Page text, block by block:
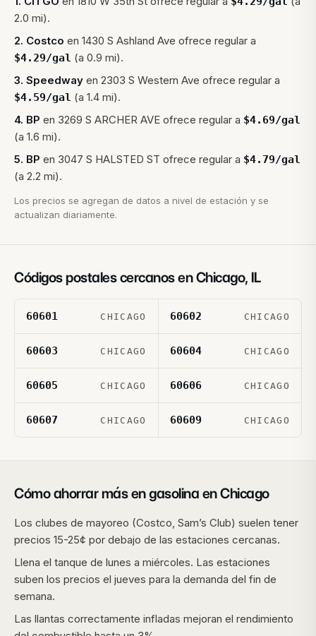
2.0 mi).
2. Costco en 1430 S Ashland Ave ofrece regular a
$4.29/gal (a 0.9 mi).
3. Speedway en 2303 S Western Ave ofrece regular a
$4.59/gal (a 1.4 mi).
4. BP en 3269 S ARCHER AVE ofrece regular a $4.69/gal
(a 1.6 mi).
5. BP en 3047 S HALSTED ST ofrece regular a $4.79/gal
(a 2.2 mi).
Los precios se agregan de datos a nivel de estación y se
actualizan diariamente.
Códigos postales cercanos enChicago, IL
60601 CHICAGO 60602 CHICAGO
60603 CHICAGO 60604 CHICAGO
60605 CHICAGO 60606 CHICAGO
60607 CHICAGO 60609 CHICAGO
Cómo ahorrar más en gasolina enChicago
Los clubes de mayoreo (Costco, Sam’s Club) suelen tener
precios 15-25¢ por debajo de las estaciones cercanas.
Llena el tanque de lunes a miércoles. Las estaciones
suben los precios el jueves para la demanda del fin de
semana.
Las llantas correctamente infladas mejoran el rendimiento